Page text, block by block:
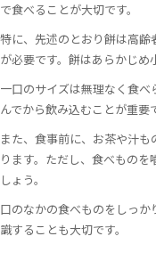
で食べることが大切です。
特に、先述のとおり餅は高
が必要です。餅はあらかじめ
一口のサイズは無理なく食
んでから飲み込むことが重要
また、食事前に、お茶や汁
ります。ただし、食べもの
しょう。
口のなかの食べものをしっ
識することも大切です。